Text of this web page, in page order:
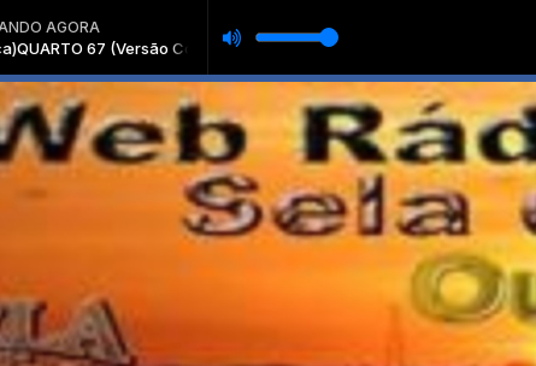
AGORA
67 (Versão Completa) - Guilherme e Benuto (Guia DVD +Amor +Música)